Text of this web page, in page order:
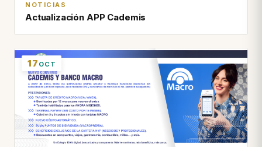
NOTICIAS
Actualización APP Cademis
17 OCT